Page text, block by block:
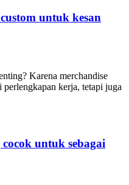
untuk kesan
Karena merchandise
kerja, tetapi juga
untuk sebagai